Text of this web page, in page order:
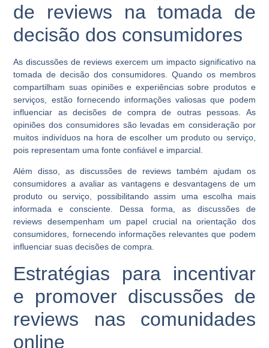
de reviews na tomada de
decisão dos consumidores
As discussões de reviews exercem um impacto significativo na
tomada de decisão dos consumidores. Quando os membros
compartilham suas opiniões e experiências sobre produtos e
serviços, estão fornecendo informações valiosas que podem
influenciar as decisões de compra de outras pessoas. As
opiniões dos consumidores são levadas em consideração por
muitos indivíduos na hora de escolher um produto ou serviço,
pois representam uma fonte confiável e imparcial.
Além disso, as discussões de reviews também ajudam os
consumidores a avaliar as vantagens e desvantagens de um
produto ou serviço, possibilitando assim uma escolha mais
informada e consciente. Dessa forma, as discussões de
reviews desempenham um papel crucial na orientação dos
consumidores, fornecendo informações relevantes que podem
influenciar suas decisões de compra.
Estratégias para incentivar
e promover discussões de
reviews nas comunidades
online